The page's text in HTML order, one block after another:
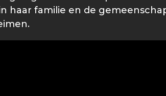
haar familie en de